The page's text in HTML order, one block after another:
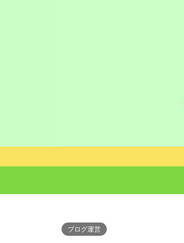
ブログ運営